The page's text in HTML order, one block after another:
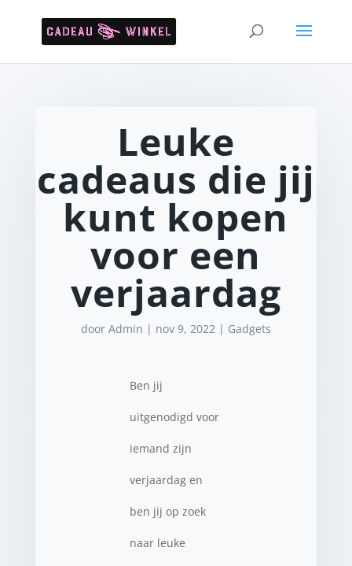
Leuke
cadeaus die jij
kunt kopen
voor een
verjaardag
door Admin | nov 9, 2022| Gadgets
Ben jij
uitgenodigd voor
iemand zijn
verjaardag en
ben jij op zoek
naar leuke